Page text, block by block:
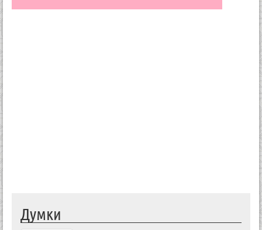
Думки